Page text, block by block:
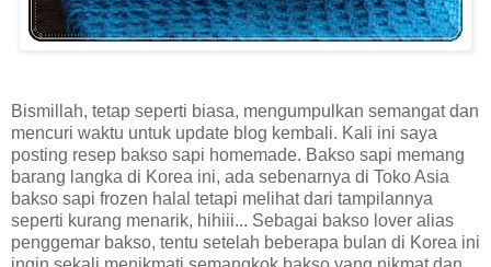
Bismillah, tetap seperti biasa, mengumpulkan semangat dan
mencuri waktu untuk update blog kembali. Kali ini saya
posting resep bakso sapi homemade. Bakso sapi memang
barang langka di Korea ini, ada sebenarnya di Toko Asia
bakso sapi frozen halal tetapi melihat dari tampilannya
seperti kurang menarik, hihiii... Sebagai bakso lover alias
penggemar bakso, tentu setelah beberapa bulan di Korea ini